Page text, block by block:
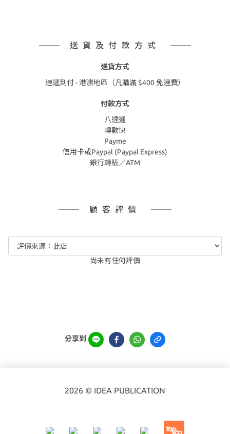
送貨及付款方式
送貨方式
速遞到付 - 港澳地區（凡購滿 $400 免運費）
付款方式
八達通
轉數快
Payme
信用卡或Paypal (Paypal Express)
銀行轉賬／ATM
顧客評價
尚未有任何評價
分享到
2026 © IDEA PUBLICATION